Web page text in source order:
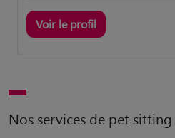
Voir le profil
Nos services de pet